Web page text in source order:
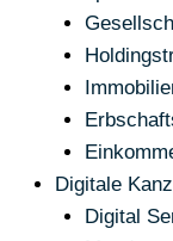
Digitale
Digital